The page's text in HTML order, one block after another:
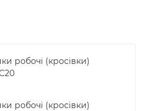
робочі (кросівки)
робочі (кросівки)